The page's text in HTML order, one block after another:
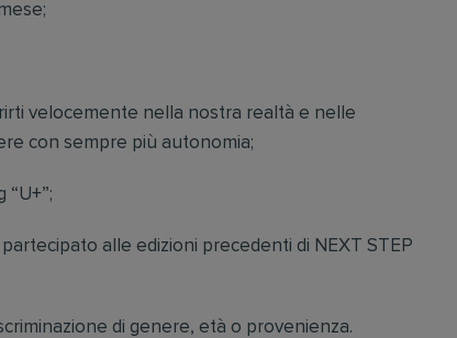
velocemente nella nostra realtà e nelle
con sempre più autonomia;
alle edizioni precedenti di NEXT STEP
di genere, età o provenienza.